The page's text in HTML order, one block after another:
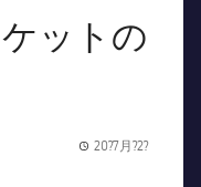
ットの
20?7月?2?